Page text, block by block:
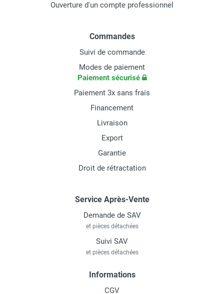
Ouverture d'un compte professionnel
Commandes
Suivi de commande
Modes de paiement
Paiement sécurisé
Paiement 3x sans frais
Financement
Livraison
Export
Garantie
Droit de rétractation
Service Après-Vente
Demande de SAV
et pièces détachées
Suivi SAV
et pièces détachées
Informations
CGV